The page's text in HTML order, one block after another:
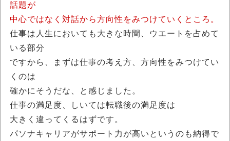
話題が
中心ではなく対話から方向性をみつけていくところ。
仕事は人生においても大きな時間、ウエートを占めて
いる部分
ですから、まずは仕事の考え方、方向性をみつけてい
くのは
確かにそうだな、と感じました。
仕事の満足度、しいては転職後の満足度は
大きく違ってくるはずです。
パソナキャリアがサポート力が高いというのも納得で